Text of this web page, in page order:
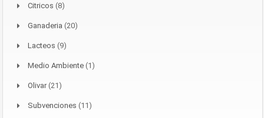
Citricos (8)
Ganaderia (20)
Lacteos (9)
Medio Ambiente (1)
Olivar(21)
Subvenciones (11)